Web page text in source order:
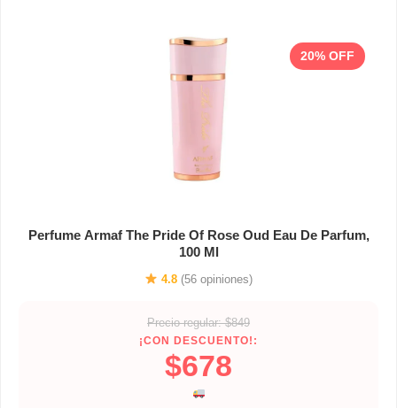
20% OFF
Perfume Armaf The Pride Of Rose Oud Eau De Parfum,
100 Ml
4.8 (56 opiniones)
Precio regular: $849
¡CON DESCUENTO!:
$678